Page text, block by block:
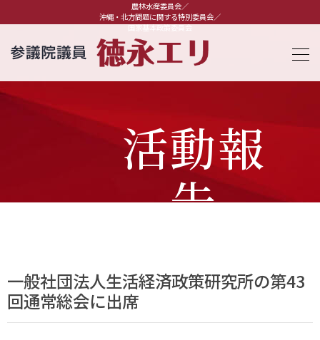
農林水産委員会／
沖縄・北方問題に関する特別委員会／
国家基本政策委員会
活動報
告
一般社団法人生活経済政策研究所の第43
回通常総会に出席